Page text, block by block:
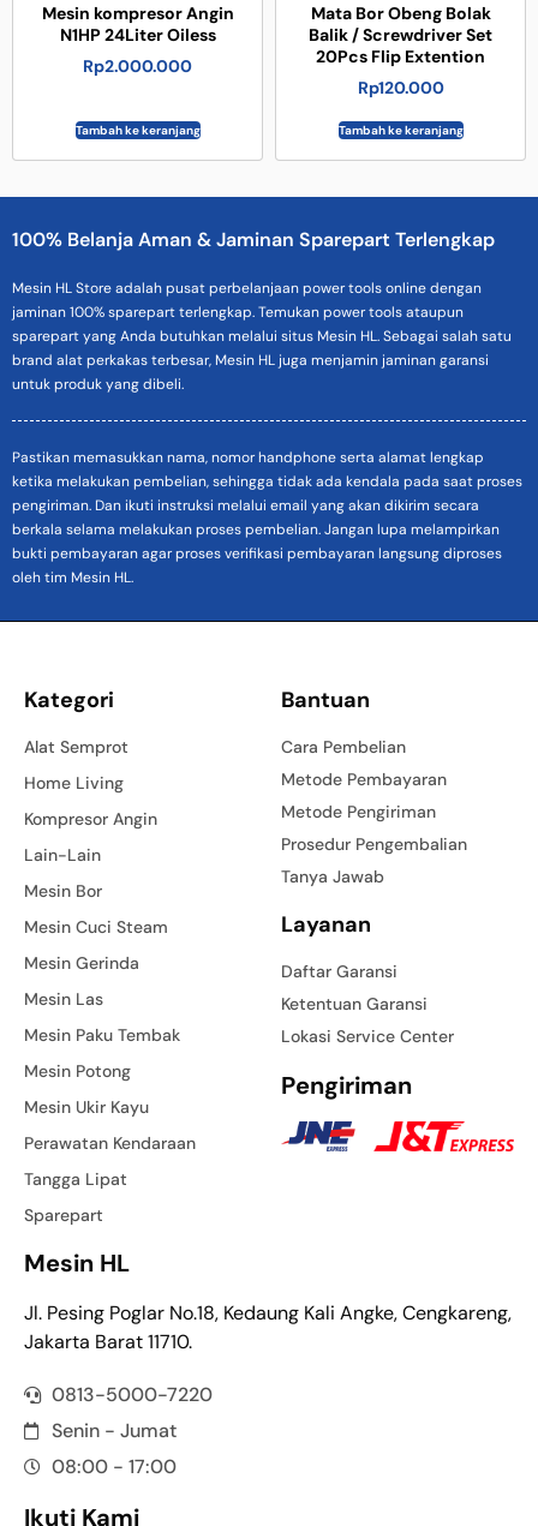
Mesin kompresor Angin
N1HP 24Liter Oiless
Rp2.000.000
Tambah ke keranjang
Mata Bor Obeng Bolak
Balik / Screwdriver Set
20Pcs Flip Extention
Rp120.000
Tambah ke keranjang
100% Belanja Aman & Jaminan Sparepart Terlengkap
Mesin HL Store adalah pusat perbelanjaan power tools online dengan
jaminan 100% sparepart terlengkap. Temukan power tools ataupun
sparepart yang Anda butuhkan melalui situs Mesin HL. Sebagai salah satu
brand alat perkakas terbesar, Mesin HL juga menjamin jaminan garansi
untuk produk yang dibeli.
Pastikan memasukkan nama, nomor handphone serta alamat lengkap
ketika melakukan pembelian, sehingga tidak ada kendala pada saat proses
pengiriman. Dan ikuti instruksi melalui email yang akan dikirim secara
berkala selama melakukan proses pembelian. Jangan lupa melampirkan
bukti pembayaran agar proses verifikasi pembayaran langsung diproses
oleh tim Mesin HL.
Kategori
Alat Semprot
Home Living
Kompresor Angin
Lain-Lain
Mesin Bor
Mesin Cuci Steam
Mesin Gerinda
Mesin Las
Mesin Paku Tembak
Mesin Potong
Mesin Ukir Kayu
Perawatan Kendaraan
Tangga Lipat
Sparepart
Bantuan
Cara Pembelian
Metode Pembayaran
Metode Pengiriman
Prosedur Pengembalian
Tanya Jawab
Layanan
Daftar Garansi
Ketentuan Garansi
Lokasi Service Center
Pengiriman
Mesin HL
Jl. Pesing Poglar No.18, Kedaung Kali Angke, Cengkareng,
Jakarta Barat 11710.
0813-5000-7220
Senin - Jumat
08:00 - 17:00
Ikuti Kami